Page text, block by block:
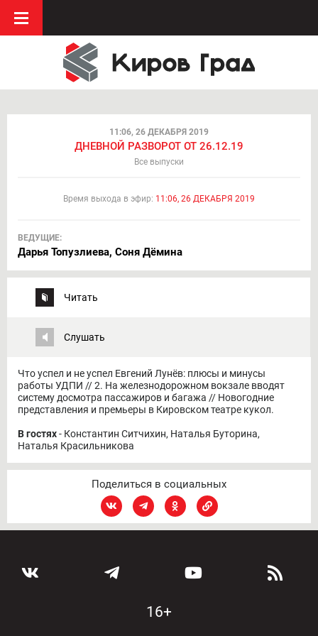
11:06, 26 ДЕКАБРЯ 2019
ДНЕВНОЙ РАЗВОРОТ ОТ 26.12.19
Все выпуски
Время выхода в эфир: 11:06, 26 ДЕКАБРЯ 2019
ВЕДУЩИЕ:
Дарья Топузлиева, Соня Дёмина
Читать
Слушать
Что успел и не успел Евгений Лунёв: плюсы и минусы
работы УДПИ // 2. На железнодорожном вокзале вводят
систему досмотра пассажиров и багажа // Новогодние
представления и премьеры в Кировском театре кукол.
В гостях- Константин Ситчихин, Наталья Буторина,
Наталья Красильникова
Поделиться в социальных
16+